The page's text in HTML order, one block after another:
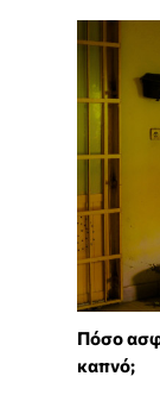
Πόσο
καπνό;